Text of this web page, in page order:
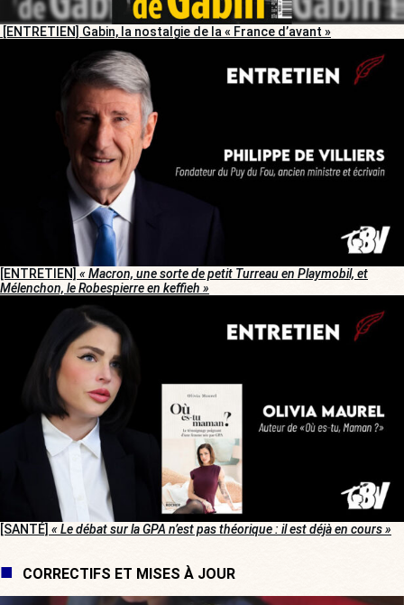
[ENTRETIEN] Gabin, la nostalgie de la « France d’avant »
[ENTRETIEN] « Macron, une sorte de petit Turreau en Playmobil, et
Mélenchon, le Robespierre en keffieh »
[SANTÉ] « Le débat sur la GPA n’est pas théorique : il est déjà en cours »
CORRECTIFS ET MISES À JOUR